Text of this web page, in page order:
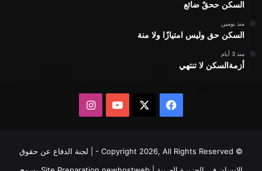
السكن ححقٌ ضائع
منذ يومين
السكن حق وليس امتيازًا ولا منة
منذ 3 أيام
أزمةالسكن لا تنتهي
فيسبوك يوتيوبانستقرام
© Copyright 2026, All Rights Reserved - | لجنة الدفاع عن حقوق